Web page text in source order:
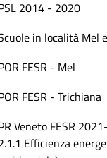
2014 - 2020
in località Mel
FESR - Mel
FESR - Trichiana
Veneto FESR
Efficienza